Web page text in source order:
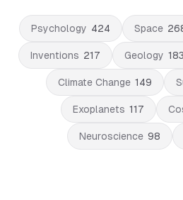
Psychology 424 Space
Inventions 217 Geology 183
Climate Change 149
Exoplanets 117
Neuroscience 98